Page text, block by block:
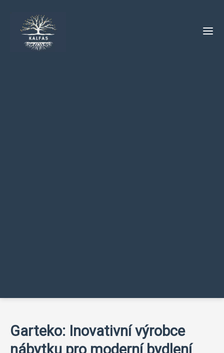
Garteko: Inovativní výrobce
nábytku pro moderní bydlení